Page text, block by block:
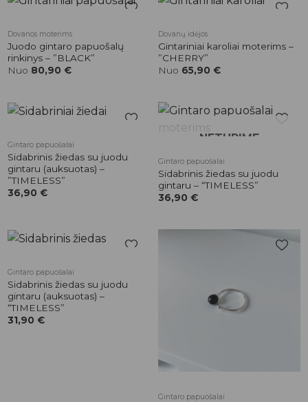
patikusios
prekės
Dovanos moterims
Juodo gintaro papuošalų
rinkinys – ”BLACK”
Nuo 80,90 €
patikusios
Dovanų idėjos
Gintariniai karoliai moterims –
”CHERRY”
Nuo 65,90 €
patikusios
Gintaro papuošalai
Sidabrinis žiedas su juodu
gintaru (auksuotas) –
”TIMELESS”
36,90 €
NETURIME
Gintaro papuošalai
Sidabrinis žiedas su juodu
gintaru – “TIMELESS”
36,90 €
patikusios
Gintaro papuošalai
Sidabrinis žiedas su juodu
gintaru (auksuotas) –
“TIMELESS”
31,90 €
Gintaro papuošalai